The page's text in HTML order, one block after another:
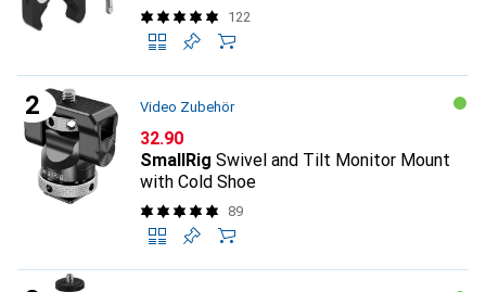
122
Video Zubehör
CHF
32.90
SmallRig Swivel and Tilt Monitor Mount
with Cold Shoe
89